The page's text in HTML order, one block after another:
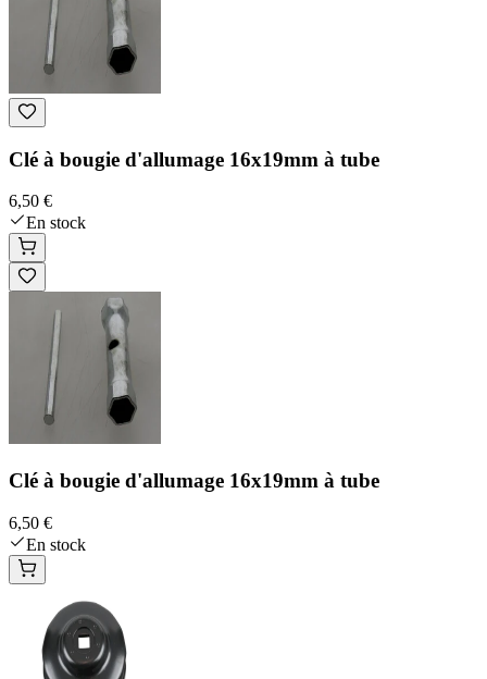
Clé à bougie d'allumage 16x19mm à tube
6,50 €
En stock
Clé à bougie d'allumage 16x19mm à tube
6,50 €
En stock